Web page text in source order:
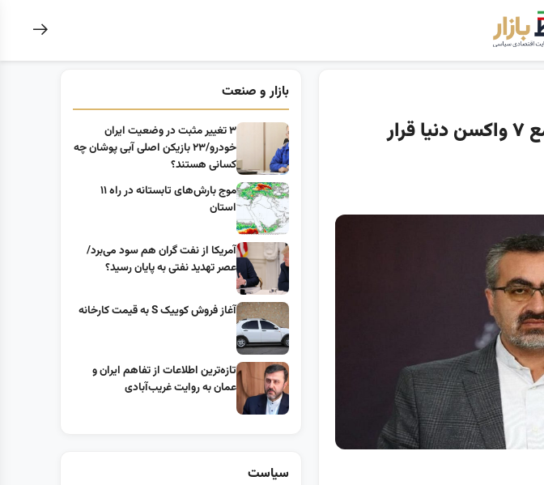
۲ واکسن ایرانی کرونا در جمع ۷ واکسن دنیا قرار
بازار و صنعت
۳ تغییر مثبت در وضعیت ایران
خودرو/۲۳ بازیکن اصلی آبی پوشان چه
کسانی هستند؟
موج بارش‌های تابستانه در راه ۱۱
استان
آمریکا از نفت گران هم سود می‌برد/
عصر تهدید نفتی به پایان رسید؟
آغاز فروش کوییک S به قیمت کارخانه
تازه‌ترین اطلاعات از تفاهم ایران و
عمان به روایت غریب‌آبادی
سیاست